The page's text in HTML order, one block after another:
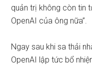
quản trị không còn tin
OpenAI của ông nữa”.
Ngay sau khi sa thải
OpenAI lập tức bổ